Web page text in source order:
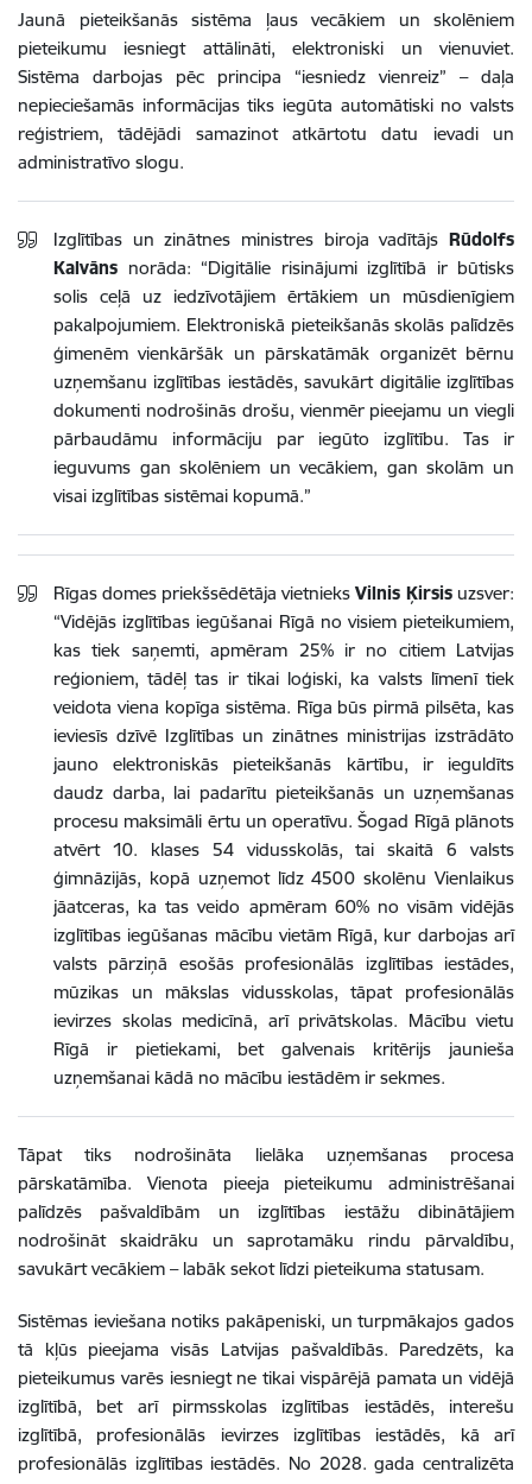
Jaunā pieteikšanās sistēma ļaus vecākiem un skolēniem
pieteikumu iesniegt attālināti, elektroniski un vienuviet.
Sistēma darbojas pēc principa “iesniedz vienreiz” – daļa
nepieciešamās informācijas tiks iegūta automātiski no valsts
reģistriem, tādējādi samazinot atkārtotu datu ievadi un
administratīvo slogu.
Izglītības un zinātnes ministres biroja vadītājs Rūdolfs
Kalvāns norāda: “Digitālie risinājumi izglītībā ir būtisks
solis ceļā uz iedzīvotājiem ērtākiem un mūsdienīgiem
pakalpojumiem. Elektroniskā pieteikšanās skolās palīdzēs
ģimenēm vienkāršāk un pārskatāmāk organizēt bērnu
uzņemšanu izglītības iestādēs, savukārt digitālie izglītības
dokumenti nodrošinās drošu, vienmēr pieejamu un viegli
pārbaudāmu informāciju par iegūto izglītību. Tas ir
ieguvums gan skolēniem un vecākiem, gan skolām un
visai izglītības sistēmai kopumā.”
Rīgas domes priekšsēdētāja vietnieks Vilnis Ķirsis uzsver:
“Vidējās izglītības iegūšanai Rīgā no visiem pieteikumiem,
kas tiek saņemti, apmēram 25% ir no citiem Latvijas
reģioniem, tādēļ tas ir tikai loģiski, ka valsts līmenī tiek
veidota viena kopīga sistēma. Rīga būs pirmā pilsēta, kas
ieviesīs dzīvē Izglītības un zinātnes ministrijas izstrādāto
jauno elektroniskās pieteikšanās kārtību, ir ieguldīts
daudz darba, lai padarītu pieteikšanās un uzņemšanas
procesu maksimāli ērtu un operatīvu. Šogad Rīgā plānots
atvērt 10. klases 54 vidusskolās, tai skaitā 6 valsts
ģimnāzijās, kopā uzņemot līdz 4500 skolēnu Vienlaikus
jāatceras, ka tas veido apmēram 60% no visām vidējās
izglītības iegūšanas mācību vietām Rīgā, kur darbojas arī
valsts pārziņā esošās profesionālās izglītības iestādes,
mūzikas un mākslas vidusskolas, tāpat profesionālās
ievirzes skolas medicīnā, arī privātskolas. Mācību vietu
Rīgā ir pietiekami, bet galvenais kritērijs jaunieša
uzņemšanai kādā no mācību iestādēm ir sekmes.
Tāpat tiks nodrošināta lielāka uzņemšanas procesa
pārskatāmība. Vienota pieeja pieteikumu administrēšanai
palīdzēs pašvaldībām un izglītības iestāžu dibinātājiem
nodrošināt skaidrāku un saprotamāku rindu pārvaldību,
savukārt vecākiem – labāk sekot līdzi pieteikuma statusam.
Sistēmas ieviešana notiks pakāpeniski, un turpmākajos gados
tā kļūs pieejama visās Latvijas pašvaldībās. Paredzēts, ka
pieteikumus varēs iesniegt ne tikai vispārējā pamata un vidējā
izglītībā, bet arī pirmsskolas izglītības iestādēs, interešu
izglītībā, profesionālās ievirzes izglītības iestādēs, kā arī
profesionālās izglītības iestādēs. No 2028. gada centralizēta